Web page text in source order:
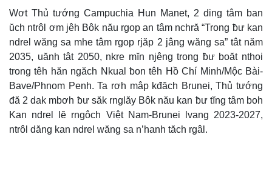
Wơt Thủ tướng Campuchia Hun Manet, 2 ding tâm ban
ŭch ntrôl ơm jêh Bôk nău rgop an tâm nchră “Trong ƀư kan
ndrel wăng sa mhe tâm rgop rjăp 2 jâng wăng sa” tât năm
2035, uănh tât 2050, nkre mĭn njêng trong ƀư boăt nthoi
trong têh hăn ngăch Nkual ƀon têh Hồ Chí Minh/Mộc Bài-
Bave/Phnom Penh. Ta rơh mâp kđăch Brunei, Thủ tướng
đă 2 dak mbơh ƀư săk rnglăy Bôk nău kan ƀư tĭng tâm boh
Kan ndrel lĕ rngôch Việt Nam-Brunei lvang 2023-2027,
ntrôl dăng kan ndrel wăng sa n’hanh tăch rgâl.